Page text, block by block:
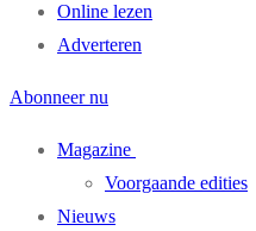
Online lezen
Adverteren
Abonneer nu
Magazine
Voorgaande edities
Nieuws